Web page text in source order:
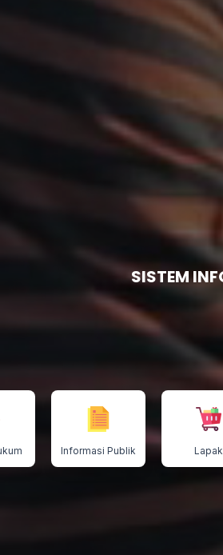
Informasi Publik Lapak